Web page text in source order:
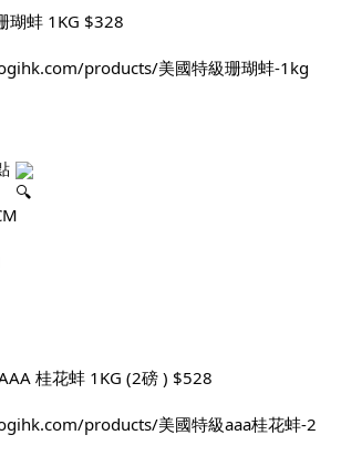
瑚蚌 1KG $328
products/美國特級珊瑚蚌-1kg
桂花蚌 1KG (2磅 ) $528
products/美國特級aaa桂花蚌-2